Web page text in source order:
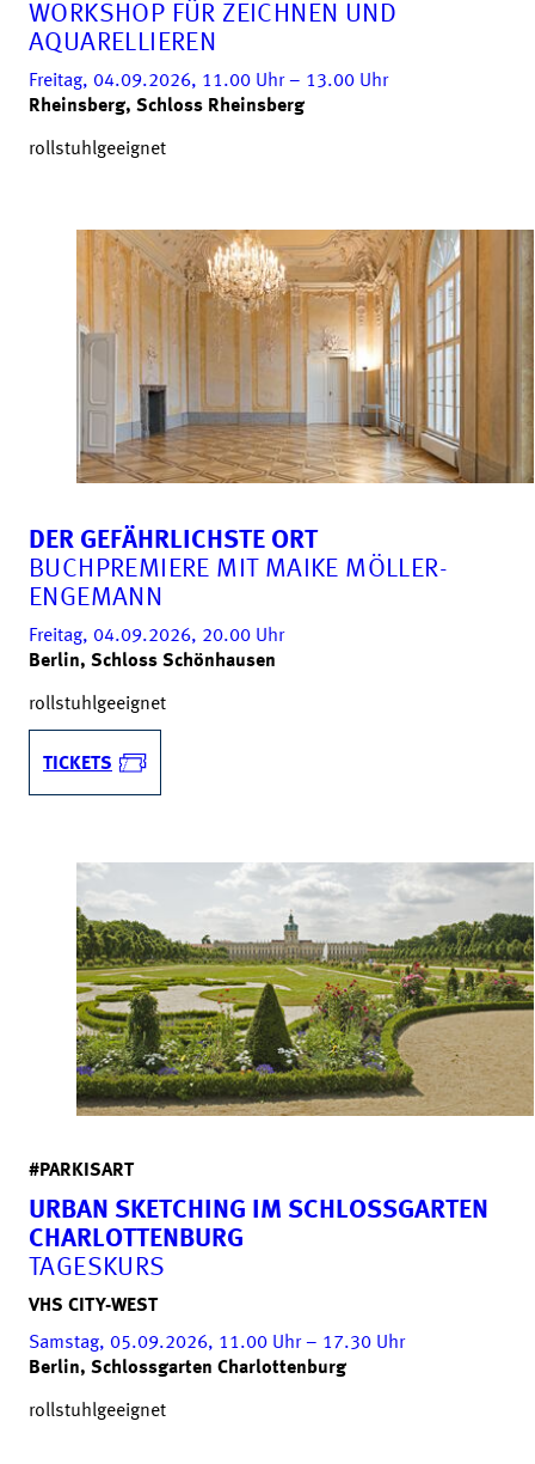
WORKSHOP FÜR ZEICHNEN UND
AQUARELLIEREN
Freitag, 04.09.2026, 11.00 Uhr– 13.00 Uhr
Rheinsberg, Schloss Rheinsberg
rollstuhlgeeignet
DER GEFÄHRLICHSTE ORT
BUCHPREMIERE MIT MAIKE MÖLLER-
ENGEMANN
Freitag, 04.09.2026, 20.00 Uhr
Berlin, Schloss Schönhausen
rollstuhlgeeignet
TICKETS
#PARKISART
URBAN SKETCHING IM SCHLOSSGARTEN
CHARLOTTENBURG
TAGESKURS
VHS CITY-WEST
Samstag, 05.09.2026, 11.00 Uhr– 17.30 Uhr
Berlin, Schlossgarten Charlottenburg
rollstuhlgeeignet